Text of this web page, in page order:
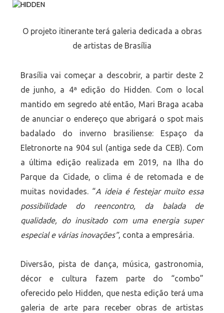
O projeto itinerante terá galeria dedicada a obras
de artistas de Brasília
Brasília vai começar a descobrir, a partir deste 2
de junho, a 4ª edição do Hidden. Com o local
mantido em segredo até então, Mari Braga acaba
de anunciar o endereço que abrigará o spot mais
badalado do inverno brasiliense: Espaço da
Eletronorte na 904 sul (antiga sede da CEB). Com
a última edição realizada em 2019, na Ilha do
Parque da Cidade, o clima é de retomada e de
muitas novidades. “A ideia é festejar muito essa
possibilidade do reencontro, da balada de
qualidade, do inusitado com uma energia super
especial e várias inovações”, conta a empresária.
Diversão, pista de dança, música, gastronomia,
décor e cultura fazem parte do “combo”
oferecido pelo Hidden, que nesta edição terá uma
galeria de arte para receber obras de artistas